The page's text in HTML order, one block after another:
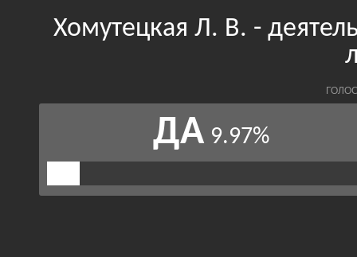
Хомутецкая Л. В. -
ДА 9.97%